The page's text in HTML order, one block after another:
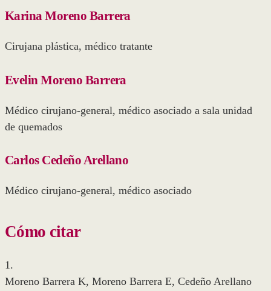
Karina Moreno Barrera
Cirujana plástica, médico tratante
Evelin Moreno Barrera
Médico cirujano-general, médico asociado a sala unidad
de quemados
Carlos Cedeño Arellano
Médico cirujano-general, médico asociado
Cómo citar
1.
Moreno Barrera K, Moreno Barrera E, Cedeño Arellano